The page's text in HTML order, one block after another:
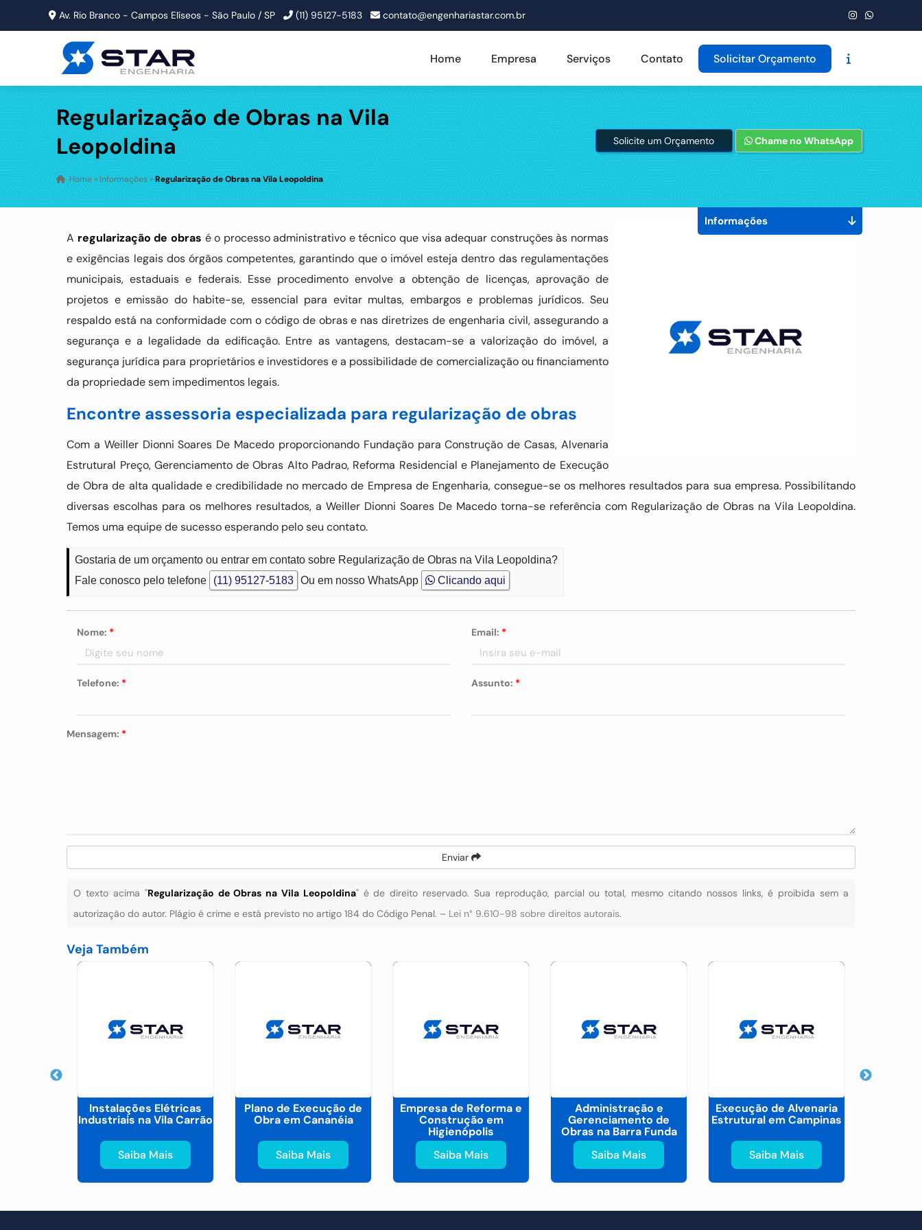
Av. Rio Branco - Campos Elíseos - São Paulo / SP (11) 95127-5183 contato@engenhariastar.com.br
Home Empresa Serviços Contato Solicitar Orçamento
Regularização de Obras na Vila
Leopoldina
Home » Informações »Regularização de Obras na Vila Leopoldina
Solicite um Orçamento Chame no WhatsApp
A regularização de obras é o processo administrativo e técnico que visa adequar construções às normas
e exigências legais dos órgãos competentes, garantindo que o imóvel esteja dentro das regulamentações
municipais, estaduais e federais. Esse procedimento envolve a obtenção de licenças, aprovação de
projetos e emissão do habite-se, essencial para evitar multas, embargos e problemas jurídicos. Seu
respaldo está na conformidade com o código de obras e nas diretrizes de engenharia civil, assegurando a
segurança e a legalidade da edificação. Entre as vantagens, destacam-se a valorização do imóvel, a
segurança jurídica para proprietários e investidores e a possibilidade de comercialização ou financiamento
da propriedade sem impedimentos legais.
Encontre assessoria especializada para regularização de obras
Com a Weiller Dionni Soares De Macedo proporcionando Fundação para Construção de Casas, Alvenaria
Estrutural Preço, Gerenciamento de Obras Alto Padrao, Reforma Residencial e Planejamento de Execução
de Obra de alta qualidade e credibilidade no mercado de Empresa de Engenharia, consegue-se os melhores resultados para sua empresa. Possibilitando
diversas escolhas para os melhores resultados, a Weiller Dionni Soares De Macedo torna-se referência com Regularização de Obras na Vila Leopoldina.
Temos uma equipe de sucesso esperando pelo seu contato.
Gostaria de um orçamento ou entrar em contato sobre Regularização de Obras na Vila Leopoldina?
Fale conosco pelo telefone
(11) 95127-5183 Ou em nosso WhatsApp Clicando aqui
Nome: * Email: *
Telefone: * Assunto: *
Mensagem: *
Enviar
O texto acima "Regularização de Obras na Vila Leopoldina" é de direito reservado. Sua reprodução, parcial ou total, mesmo citando nossos links, é proibida sem a
autorização do autor. Plágio é crime e está previsto no artigo 184 do Código Penal. – Lei n° 9.610-98 sobre direitos autorais.
Informações
Veja Também
Instalações Elétricas
Industriais na Vila Carrão
Saiba Mais
Plano de Execução de
Obra em Cananéia
Saiba Mais
Empresa de Reforma e
Construção em
Higienópolis
Saiba Mais
Administração e
Gerenciamento de
Obras na Barra Funda
Saiba Mais
Execução de Alvenaria
Estrutural em Campinas
Saiba Mais